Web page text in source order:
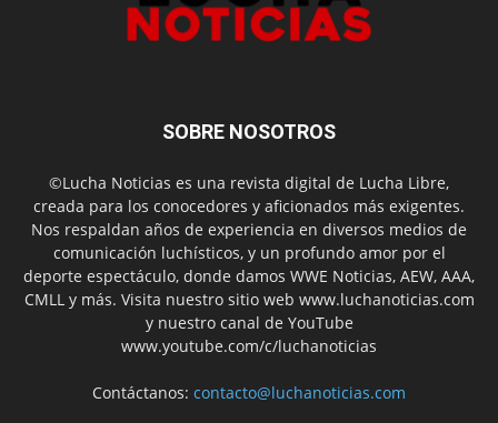
SOBRE NOSOTROS
©Lucha Noticias es una revista digital de Lucha Libre,
creada para los conocedores y aficionados más exigentes.
Nos respaldan años de experiencia en diversos medios de
comunicación luchísticos, y un profundo amor por el
deporte espectáculo, donde damos WWE Noticias, AEW, AAA,
CMLL y más. Visita nuestro sitio web www.luchanoticias.com
y nuestro canal de YouTube
www.youtube.com/c/luchanoticias
Contáctanos: contacto@luchanoticias.com